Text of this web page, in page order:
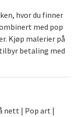
hvor du finner
med pop
Kjøp malerier på
betaling med
nett | Pop art |